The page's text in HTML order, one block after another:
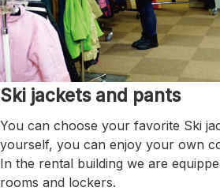
Ski jackets and pants
You can choose your favorite Ski
yourself, you can enjoy your own
In the rental building we are
rooms and lockers.